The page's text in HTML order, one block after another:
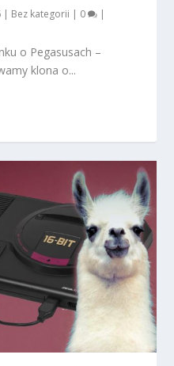
| Bez kategorii | 0 |
o Pegasusach –
klona o...